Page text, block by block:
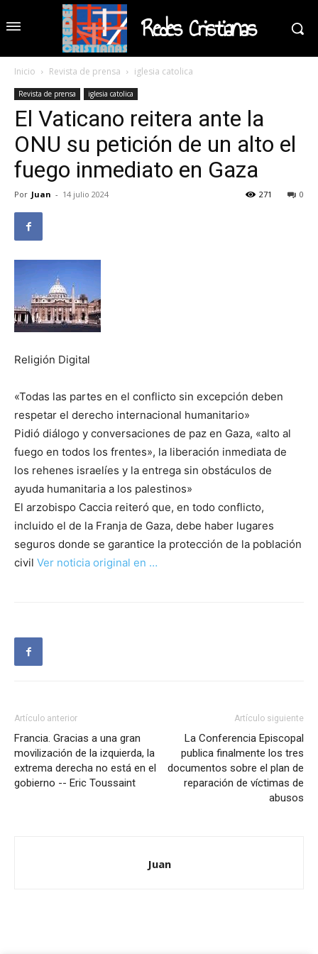
Redes Cristianas
Inicio Revista de prensa iglesia catolica
Revista de prensa iglesia catolica
El Vaticano reitera ante la
ONU su petición de un alto el
fuego inmediato en Gaza
Por Juan - 14 julio 2024 0
271
Religión Digital
«Todas las partes en el conflicto sin excepción deben
respetar el derecho internacional humanitario»
Pidió diálogo y conversaciones de paz en Gaza, «alto al
fuego en todos los frentes», la liberación inmediata de
los rehenes israelíes y la entrega sin obstáculos de
ayuda humanitaria a los palestinos»
El arzobispo Caccia reiteró que, en todo conflicto,
incluido el de la Franja de Gaza, debe haber lugares
seguros donde se garantice la protección de la población
civil Ver noticia original en …
Artículo anterior
Francia. Gracias a una gran
movilización de la izquierda, la
extrema derecha no está en el
gobierno -- Eric Toussaint
Artículo siguiente
La Conferencia Episcopal
publica finalmente los tres
documentos sobre el plan de
reparación de víctimas de
abusos
Juan